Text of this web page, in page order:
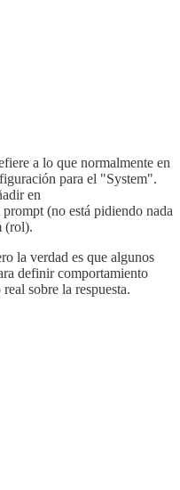
a lo que normalmente en
para el "System".
en
(no está pidiendo nada
(rol).
la verdad es que algunos
definir comportamiento
sobre la respuesta.